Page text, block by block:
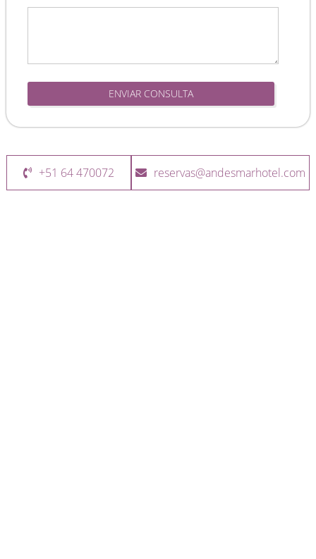
+51 64 470072 reservas@andesmarhotel.com
ENVIAR CONSULTA